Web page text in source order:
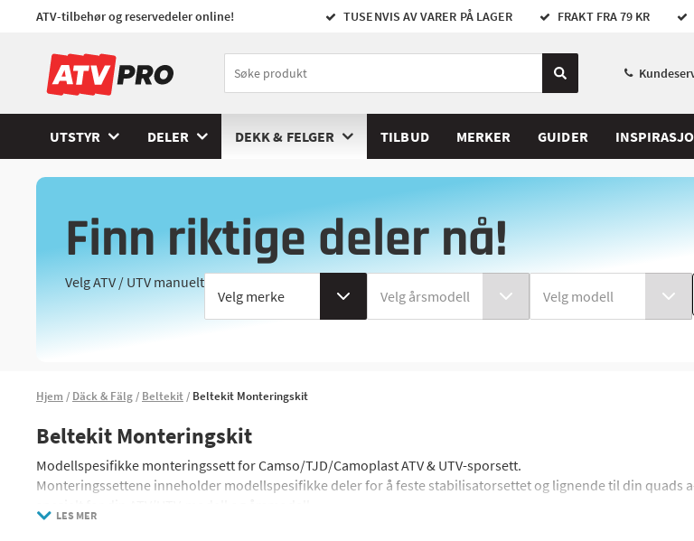
ATV-tilbehør og reservedeler online! TUSENVIS AV VARER PÅ LAGER FRAKT FRA 79 KR
UTSTYR DELER DEKK & FELGER TILBUD MERKER GUIDER
Finn riktige deler nå!
Velg ATV / UTV manuelt
Hjem Däck & Fälg Beltekit Beltekit Monteringskit
Beltekit Monteringskit
Modellspesifikke monteringssett for Camso/TJD/Camoplast ATV & UTV-sporsett.
Monteringssettene inneholder modellspesifikke deler for å feste stabilisatorsettet og lignende til din quads
Monteringssettene inneholder ikke stabiliserende seler, disse følger med stroppsettet.
LES MER